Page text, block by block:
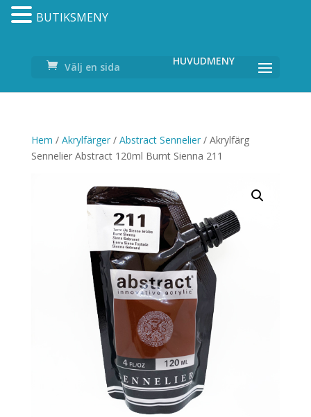
Välj en sida
Hem / Akrylfärger/ Abstract Sennelier/ Akrylfärg
Sennelier Abstract 120ml Burnt Sienna 211
BUTIKSMENY